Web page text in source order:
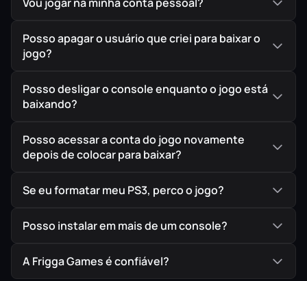
Posso apagar o usuário que criei para baixar o
jogo?
Posso desligar o console enquanto o jogo está
baixando?
Posso acessar a conta do jogo novamente
depois de colocar para baixar?
Se eu formatar meu PS3, perco o jogo?
Posso instalar em mais de um console?
A Frigga Games é confiável?